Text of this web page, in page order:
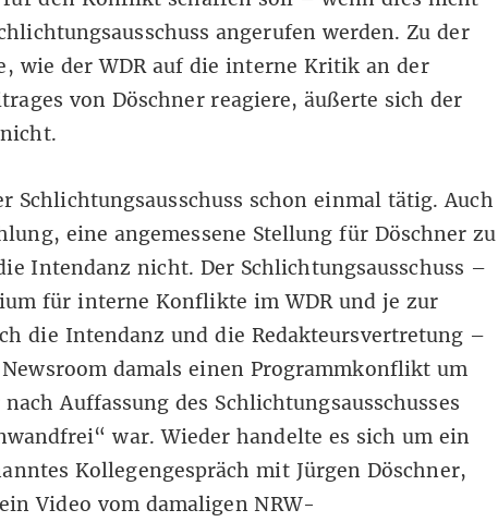
angerufen werden. Zu der
wie der WDR auf die interne Kritik an der
von Döschner reagiere, äußerte sich der
Schlichtungsausschuss schon einmal tätig. Auch
eine angemessene Stellung für Döschner zu
Intendanz nicht. Der Schlichtungsausschuss –
für interne Konflikte im WDR und je zur
die Intendanz und die Redakteursvertretung –
damals einen Programmkonflikt um
Auffassung des Schlichtungsausschusses
war. Wieder handelte es sich um ein
Kollegengespräch mit Jürgen Döschner,
Video vom damaligen NRW-